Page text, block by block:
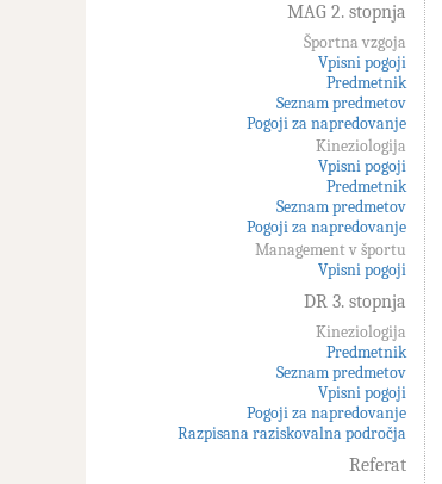
MAG 2. stopnja
Športna vzgoja
Vpisni pogoji
Predmetnik
Seznam predmetov
Pogoji za napredovanje
Kineziologija
Vpisni pogoji
Predmetnik
Seznam predmetov
Pogoji za napredovanje
Management v športu
Vpisni pogoji
DR 3. stopnja
Kineziologija
Predmetnik
Seznam predmetov
Vpisni pogoji
Pogoji za napredovanje
Razpisana raziskovalna področja
Referat